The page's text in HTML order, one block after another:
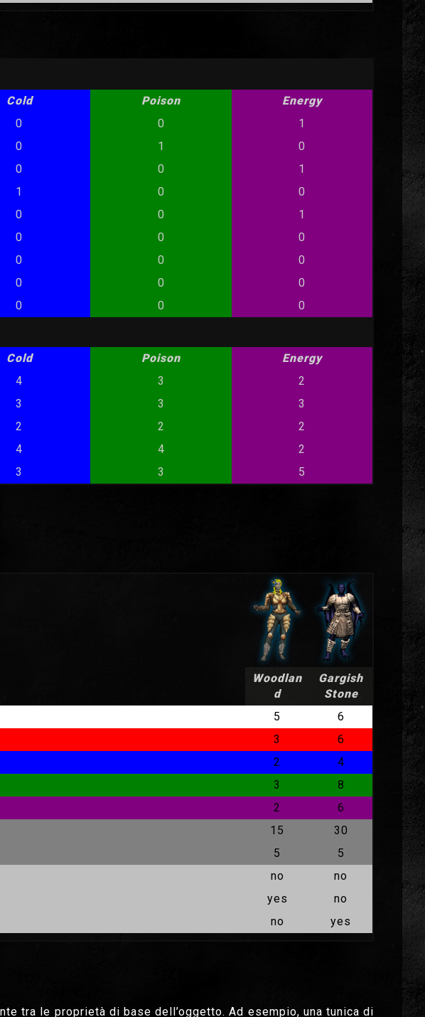
Cold Poison
Energy
0 0
1
0 1
0
0 0
1
1 0
0
0 0
1
0 0
0
0 0
0
0 0
0
0 0
0
Cold Poison
Energy
4 3
2
3 3
3
2 2
2
4 4
2
3 3 5
Woodlan
d
Gargish
Stone
5
6
3
6
2
4
3
8
2
6
15
30
5
5
no
no
yes
no
no yes
tra le proprietà di base dell’oggetto. Ad esempio, una tunica di